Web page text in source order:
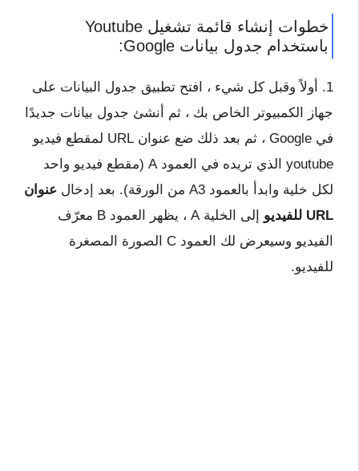
خطوات إنشاء قائمة تشغيل Youtube
باستخدام جدول بيانات Google:
1. أولاً وقبل كل شيء ، افتح تطبيق جدول البيانات على
جهاز الكمبيوتر الخاص بك ، ثم أنشئ جدول بيانات جديدًا
في Google ، ثم بعد ذلك ضع عنوان URL لمقطع فيديو
youtube الذي تريده في العمود A (مقطع فيديو واحد
لكل خلية وابدأ بالعمود A3 من الورقة). بعد إدخال
عنوان
URL للفيديو
إلى الخلية A ، يظهر العمود B معرّف
الفيديو وسيعرض لك العمود C الصورة المصغرة
للفيديو.